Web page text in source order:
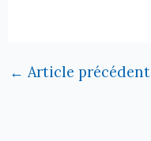
← Article précédent